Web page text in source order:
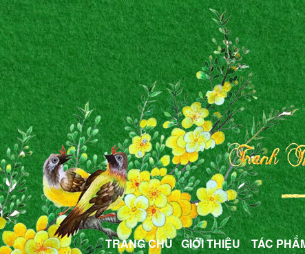
TRANG CHỦ GIỚI THIỆU TÁC